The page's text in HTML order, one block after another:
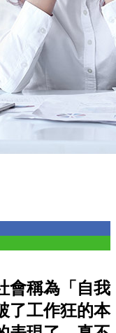
會稱為「自我
了工作狂的本